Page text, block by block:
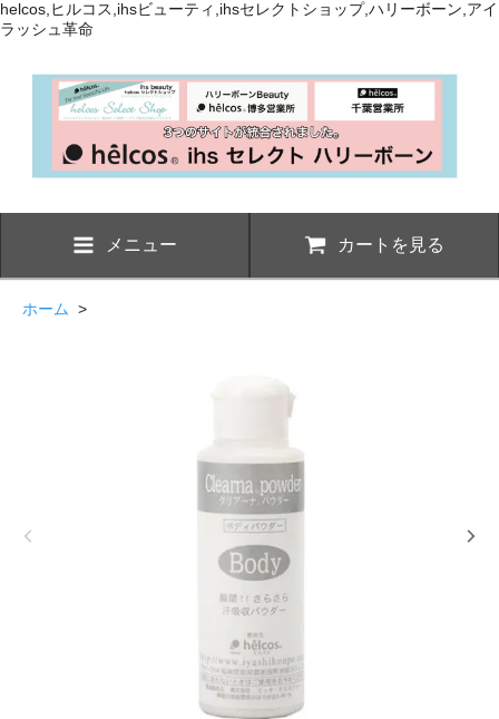
helcos,ヒルコス,ihsビューティ,ihsセレクトショップ,ハリーボーン,アイ
ラッシュ革命
メニュー カートを見る
ホーム >